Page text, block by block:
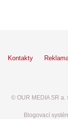
Kontakty
© OUR MEDIA SR a.
Blogovací